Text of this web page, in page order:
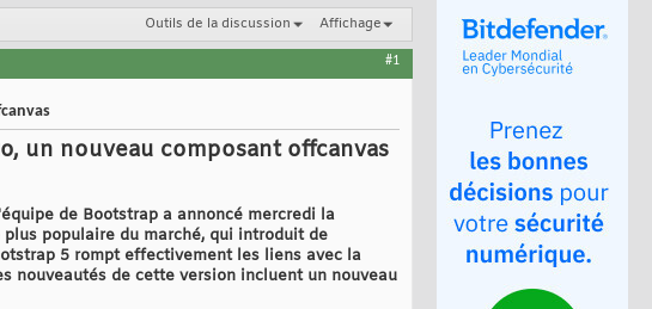
Outils de la discussion Affichage
#1
un nouveau composant offcanvas
de Bootstrap a annoncé mercredi la
populaire du marché, qui introduit de
5 rompt effectivement les liens avec la
nouveautés de cette version incluent un nouveau